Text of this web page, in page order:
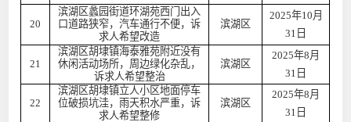
20
滨湖区蠡园街道环湖苑西门出入
口道路狭窄，汽车通行不便，诉
求人希望改造
滨湖区
2025年10月
31日
21
滨湖区胡埭镇海泰雅苑附近没有
休闲活动场所，周边绿化杂乱，
诉求人希望整治
滨湖区
2025年8月
31日
22
滨湖区胡埭镇立人小区地面停车
位破损坑洼，雨天积水严重，诉
求人希望整修
滨湖区
2025年8月
31日